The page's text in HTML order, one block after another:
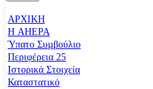
ΑΡΧΙΚΗ
Η AHEPA
Ύπατο Συµβούλιο
Περιφέρεια 25
Ιστορικά Στοιχεία
Καταστατικό